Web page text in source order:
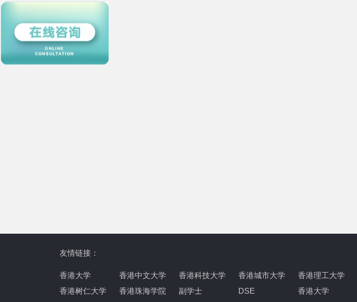
友情链接：
香港大学 香港中文大学 香港科技大学 香港城市大学 香港理工大学
香港树仁大学
香港珠海学院 副学士 DSE 香港大学